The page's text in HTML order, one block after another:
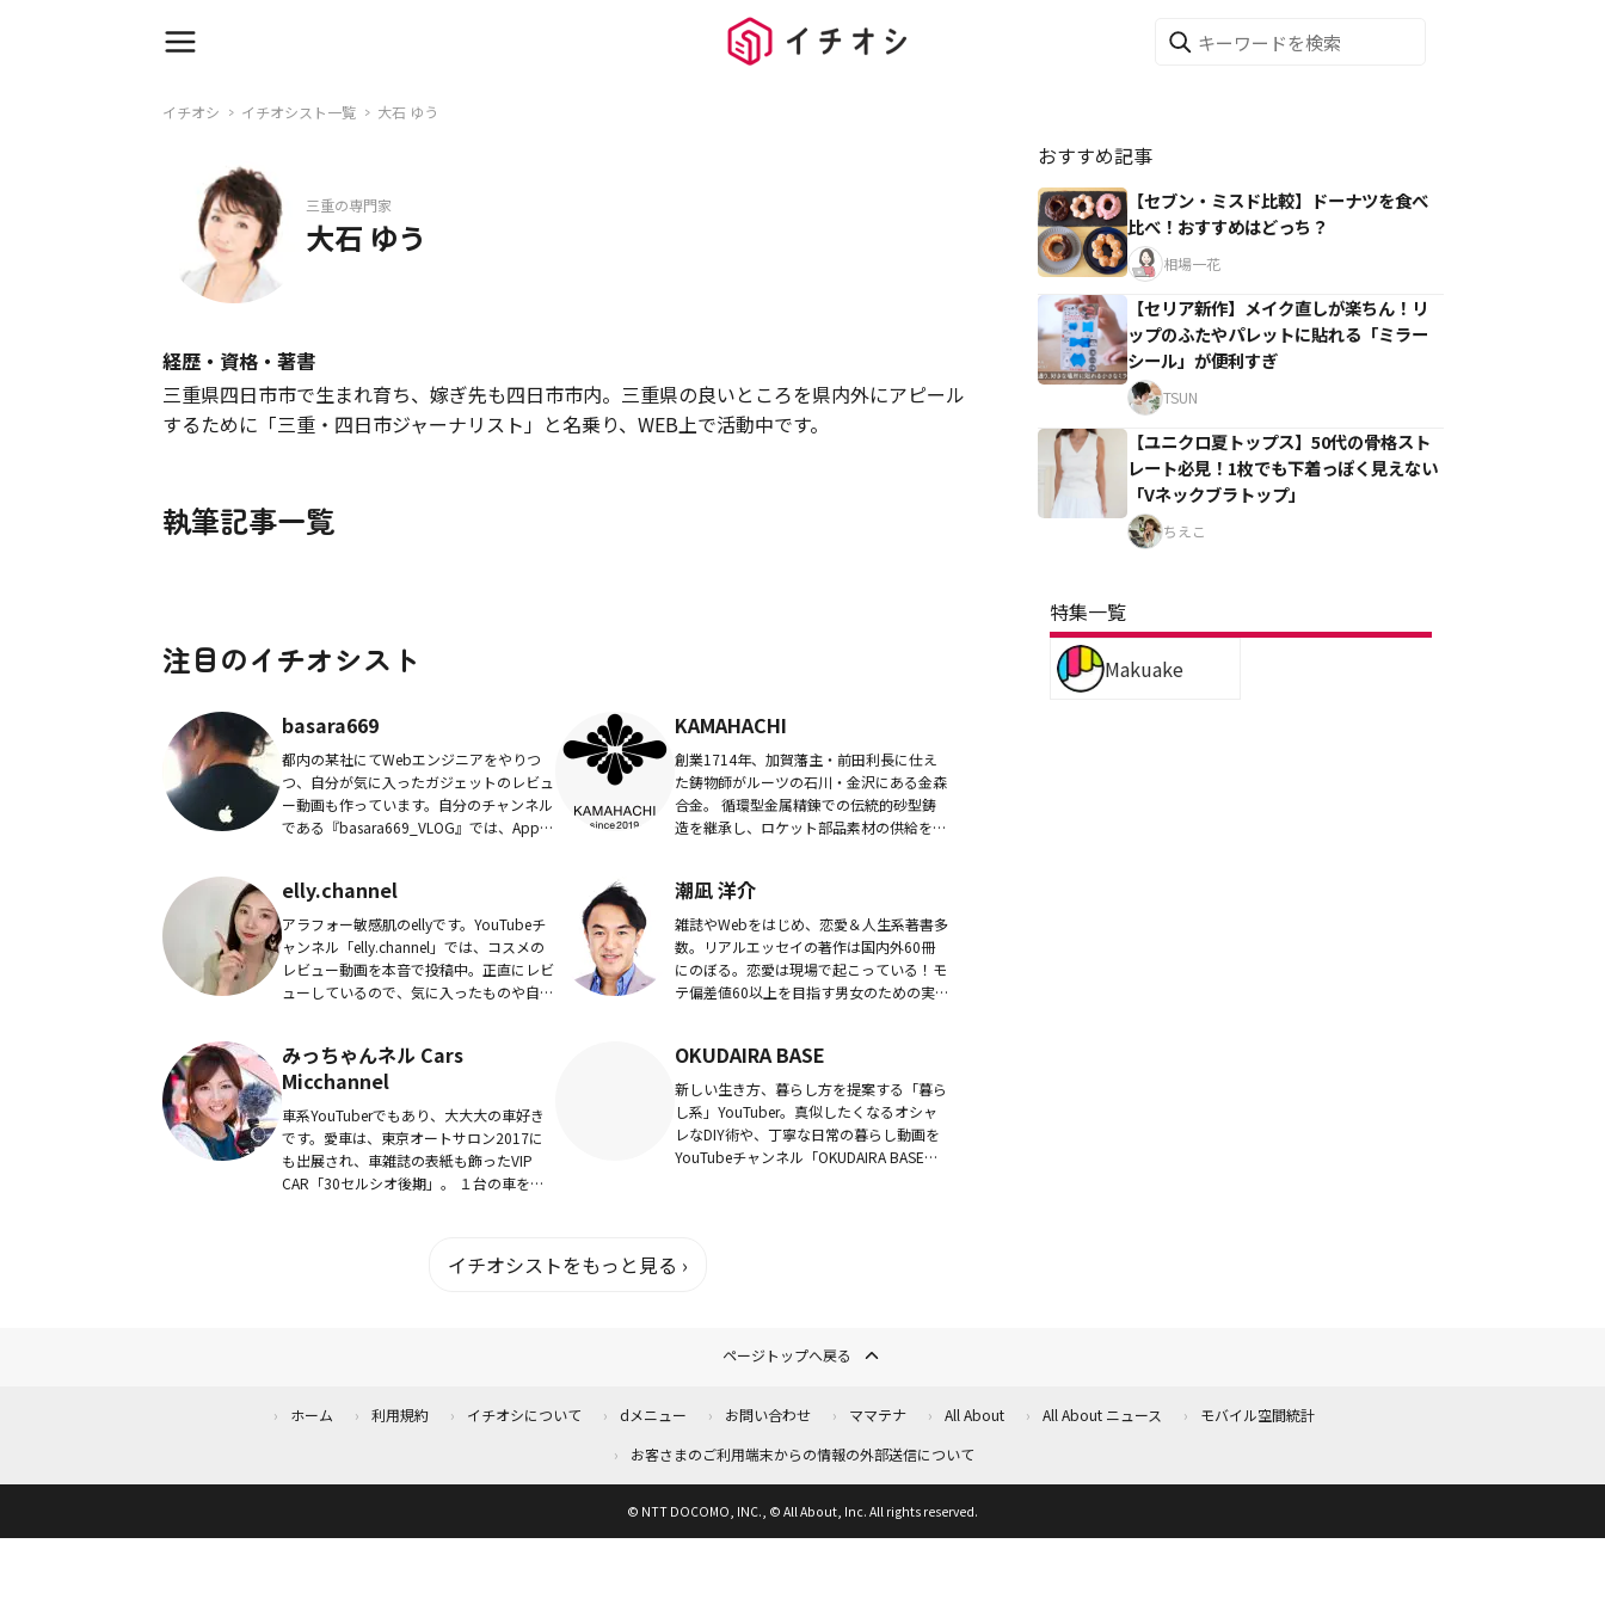
イチオシ イチオシスト一覧 大石 ゆう
三重の専門家
大石 ゆう
経歴・資格・著書
三重県四日市市で生まれ育ち、嫁ぎ先も四日市市内。三重県の良いところを県内外にアピール
するために「三重・四日市ジャーナリスト」と名乗り、WEB上で活動中です。
執筆記事一覧
注目のイチオシスト
basara669
都内の某社にてWebエンジニアをやりつ
つ、自分が気に入ったガジェットのレビュ
ー動画も作っています。自分のチャンネル
である『basara669_VLOG』では、Apple
KAMAHACHI
創業1714年、加賀藩主・前田利長に仕え
た鋳物師がルーツの石川・金沢にある金森
合金。 循環型金属精錬での伝統的砂型鋳
造を継承し、ロケット部品素材の供給を実
ライフ...
elly.channel
アラフォー敏感肌のellyです。YouTubeチ
ャンネル「elly.channel」では、コスメの
レビュー動画を本音で投稿中。正直にレビ
ューしているので、気に入ったものや自分
潮凪 洋介
雑誌やWebをはじめ、恋愛＆人生系著書多
数。リアルエッセイの著作は国内外60冊
にのぼる。恋愛は現場で起こっている！モ
テ偏差値60以上を目指す男女のための実
みっちゃんネル Cars
Micchannel
車系YouTuberでもあり、大大大の車好き
です。愛車は、東京オートサロン2017に
も出展され、車雑誌の表紙も飾ったVIP
CAR「30セルシオ後期」。 １台の車を通
OKUDAIRA BASE
新しい生き方、暮らし方を提案する「暮ら
し系」YouTuber。真似したくなるオシャ
レなDIY術や、丁寧な日常の暮らし動画を
YouTubeチャンネル「OKUDAIRA BASE」
イチオシストをもっと見る ›
おすすめ記事
【セブン・ミスド比較】ドーナツを食べ
比べ！おすすめはどっち？
相場一花
【セリア新作】メイク直しが楽ちん！リ
ップのふたやパレットに貼れる「ミラー
シール」が便利すぎ
TSUN
【ユニクロ夏トップス】50代の骨格スト
レート必見！1枚でも下着っぽく見えない
「Vネックブラトップ」
ちえこ
特集一覧
Makuake
ページトップへ戻る
ホーム 利用規約 イチオシについて dメニュー お問い合わせ ママテナ All About All About ニュース
モバイル空間統計
お客さまのご利用端末からの情報の外部送信について
© NTT DOCOMO, INC., © All About, Inc. All rights reserved.